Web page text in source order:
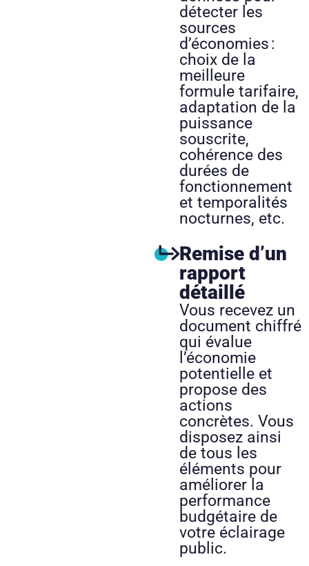
détecter les
sources
d’économies :
choix de la
meilleure
formule tarifaire,
adaptation de la
puissance
souscrite,
cohérence des
durées de
fonctionnement
et temporalités
nocturnes, etc.
Remise d’un
rapport
détaillé
Vous recevez un
document chiffré
qui évalue
l’économie
potentielle et
propose des
actions
concrètes. Vous
disposez ainsi
de tous les
éléments pour
améliorer la
performance
budgétaire de
votre éclairage
public.